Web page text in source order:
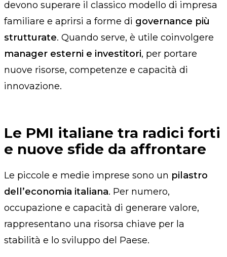
devono superare il classico modello di impresa
familiare e aprirsi a forme di governance più
strutturate. Quando serve, è utile coinvolgere
manager esterni e investitori, per portare
nuove risorse, competenze e capacità di
innovazione.
Le PMI italiane tra radici forti
e nuove sfide da affrontare
Le piccole e medie imprese sono un pilastro
dell’economia italiana. Per numero,
occupazione e capacità di generare valore,
rappresentano una risorsa chiave per la
stabilità e lo sviluppo del Paese.